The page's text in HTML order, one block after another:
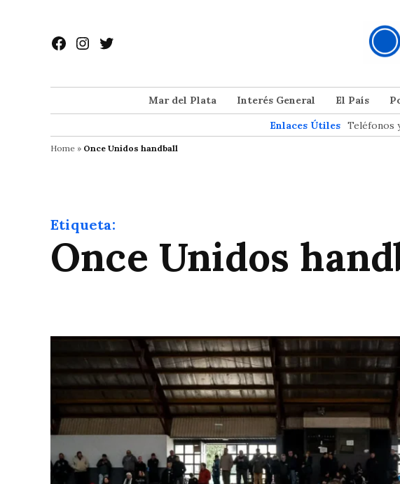
contenido
Facebook
Instagram
Twitter
Mar del Plata Interés General El País
Enlaces Útiles Teléfonos
Home » Once Unidos handball
Etiqueta:
Once Unidos